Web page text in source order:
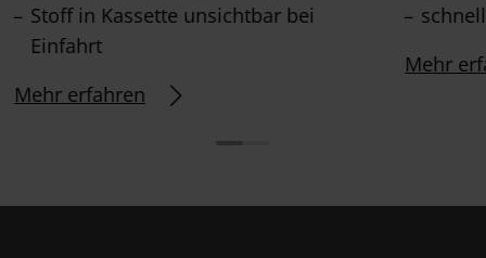
Stoff in Kassette unsichtbar bei
Einfahrt
Mehr erfahren
Mehr